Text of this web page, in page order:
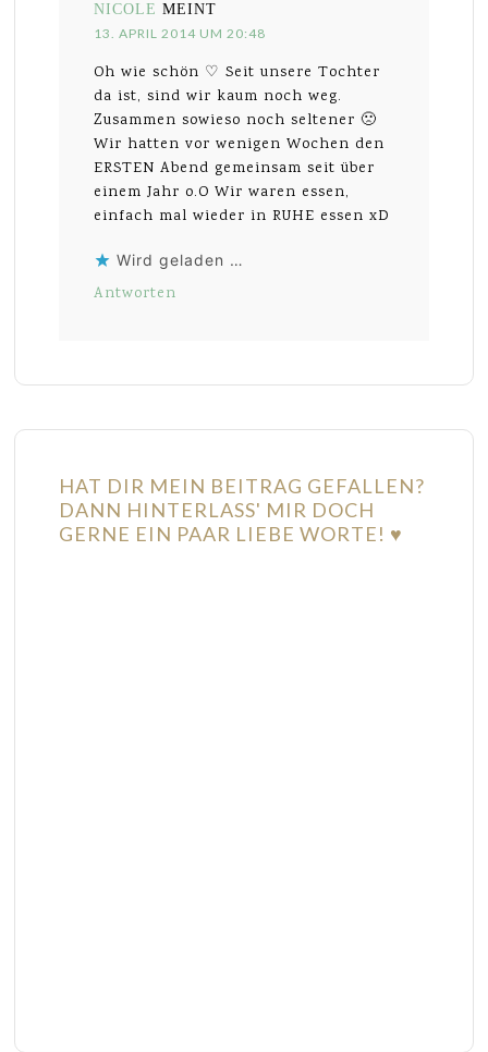
NICOLE MEINT
13. APRIL 2014 UM 20:48
Oh wie schön ♡ Seit unsere Tochter
da ist, sind wir kaum noch weg.
Zusammen sowieso noch seltener 🙁
Wir hatten vor wenigen Wochen den
ERSTEN Abend gemeinsam seit über
einem Jahr o.O Wir waren essen,
einfach mal wieder in RUHE essen xD
Wird geladen …
Antworten
HAT DIR MEIN BEITRAG GEFALLEN?
DANN HINTERLASS' MIR DOCH
GERNE EIN PAAR LIEBE WORTE! ♥